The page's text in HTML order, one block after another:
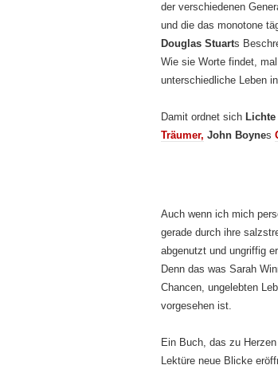
der verschiedenen
und die das monotone
Douglas Stuarts
Wie sie Worte findet,
unterschiedliche Leben
Damit ordnet sich Lichte
Träumer, John Boynes
Auch wenn ich mich
gerade durch ihre
abgenutzt und ungriffig
Denn das was Sarah
Chancen, ungelebten
vorgesehen ist.
Ein Buch, das zu
Lektüre neue Blicke